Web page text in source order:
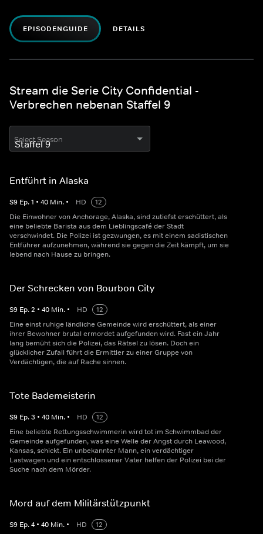
EPISODENGUIDE DETAILS
Stream die Serie City Confidential -
Verbrechen nebenan Staffel 9
Select Season
Entführt in Alaska
S9 Ep.1 • 40 Min. • HD
12
Die Einwohner von Anchorage, Alaska, sind zutiefst erschüttert, als
eine beliebte Barista aus dem Lieblingscafé der Stadt
verschwindet. Die Polizei ist gezwungen, es mit einem sadistischen
Entführer aufzunehmen, während sie gegen die Zeit kämpft, um sie
lebend nach Hause zu bringen.
Der Schrecken von Bourbon City
S9 Ep.2 • 40 Min. • HD
12
Eine einst ruhige ländliche Gemeinde wird erschüttert, als einer
ihrer Bewohner brutal ermordet aufgefunden wird. Fast ein Jahr
lang bemüht sich die Polizei, das Rätsel zu lösen. Doch ein
glücklicher Zufall führt die Ermittler zu einer Gruppe von
Verdächtigen, die auf Rache sinnen.
Tote Bademeisterin
S9 Ep.3 • 40 Min. • HD
12
Eine beliebte Rettungsschwimmerin wird tot im Schwimmbad der
Gemeinde aufgefunden, was eine Welle der Angst durch Leawood,
Kansas, schickt. Ein unbekannter Mann, ein verdächtiger
Lastwagen und ein entschlossener Vater helfen der Polizei bei der
Suche nach dem Mörder.
Mord auf dem Militärstützpunkt
S9 Ep.4 • 40 Min. • HD
12